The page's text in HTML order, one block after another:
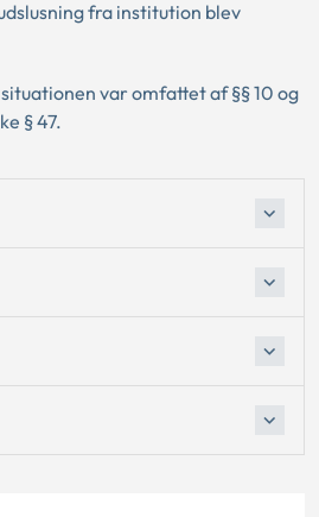
fra institution blev
var omfattet af §§ 10 og
§ 47.